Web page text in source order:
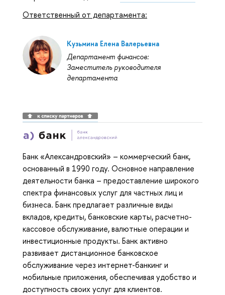
Ответственный от департамента:
Кузьмина Елена Валерьевна
Департамент финансов:
Заместитель руководителя
департамента
Банк «Александровский» – коммерческий банк,
основанный в 1990 году. Основное направление
деятельности банка – предоставление широкого
спектра финансовых услуг для частных лиц и
бизнеса. Банк предлагает различные виды
вкладов, кредиты, банковские карты, расчетно-
кассовое обслуживание, валютные операции и
инвестиционные продукты. Банк активно
развивает дистанционное банковское
обслуживание через интернет-банкинг и
мобильные приложения, обеспечивая удобство и
доступность своих услуг для клиентов.